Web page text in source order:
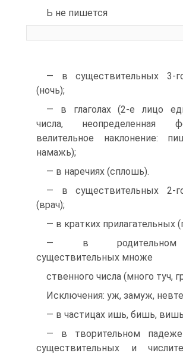
Ь не пишется
— в существительных 3-
(ночь);
— в глаголах (2-е лицо
числа, не­определенная
велительное наклонение:
намажь);
— в наречиях (сплошь).
— в существительных 2-
(врач);
— в кратких прилага­тельных
— в родительном
существительных множе­
ственного числа (много туч,
Исключения: уж, замуж,
— в частицах ишь, бишь,
— в творительном
существитель­ных и